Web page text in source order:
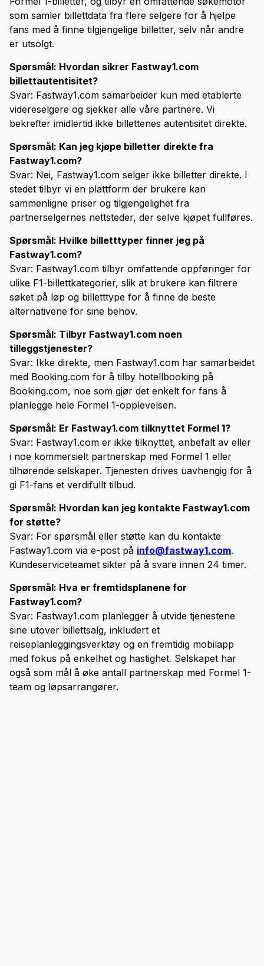
som samler billettdata fra flere selgere for å hjelpe
fans med å finne tilgjengelige billetter, selv når andre
er utsolgt.
Spørsmål: Hvordan sikrer Fastway1.com
billettautentisitet?
Svar: Fastway1.com samarbeider kun med etablerte
videreselgere og sjekker alle våre partnere. Vi
bekrefter imidlertid ikke billettenes autentisitet direkte.
Spørsmål: Kan jeg kjøpe billetter direkte fra
Fastway1.com?
Svar: Nei, Fastway1.com selger ikke billetter direkte. I
stedet tilbyr vi en plattform der brukere kan
sammenligne priser og tilgjengelighet fra
partnerselgernes nettsteder, der selve kjøpet fullføres.
Spørsmål: Hvilke billetttyper finner jeg på
Fastway1.com?
Svar: Fastway1.com tilbyr omfattende oppføringer for
ulike F1-billettkategorier, slik at brukere kan filtrere
søket på løp og billetttype for å finne de beste
alternativene for sine behov.
Spørsmål: Tilbyr Fastway1.com noen
tilleggstjenester?
Svar: Ikke direkte, men Fastway1.com har samarbeidet
med Booking.com for å tilby hotellbooking på
Booking.com, noe som gjør det enkelt for fans å
planlegge hele Formel 1-opplevelsen.
Spørsmål: Er Fastway1.com tilknyttet Formel 1?
Svar: Fastway1.com er ikke tilknyttet, anbefalt av eller
i noe kommersielt partnerskap med Formel 1 eller
tilhørende selskaper. Tjenesten drives uavhengig for å
gi F1-fans et verdifullt tilbud.
Spørsmål: Hvordan kan jeg kontakte Fastway1.com
for støtte?
Svar: For spørsmål eller støtte kan du kontakte
Fastway1.com via e-post på info@fastway1.com.
Kundeserviceteamet sikter på å svare innen 24 timer.
Spørsmål: Hva er fremtidsplanene for
Fastway1.com?
Svar: Fastway1.com planlegger å utvide tjenestene
sine utover billettsalg, inkludert et
reiseplanleggingsverktøy og en fremtidig mobilapp
med fokus på enkelhet og hastighet. Selskapet har
også som mål å øke antall partnerskap med Formel 1-
team og løpsarrangører.